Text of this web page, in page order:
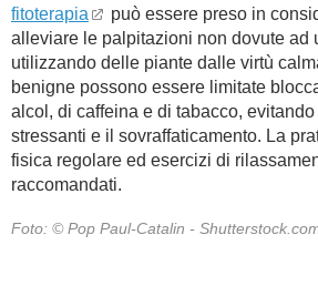
fitoterapia
può essere preso in
alleviare le palpitazioni non dovute ad
utilizzando delle piante dalle virtù
benigne possono essere limitate
alcol, di caffeina e di tabacco,
stressanti e il sovraffaticamento. La
fisica regolare ed esercizi di
raccomandati.
Foto: © Pop Paul-Catalin -